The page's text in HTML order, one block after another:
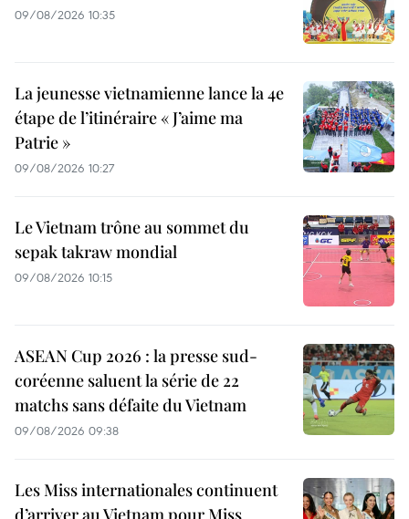
09/08/2026 10:35
La jeunesse vietnamienne lance la 4e
étape de l’itinéraire « J’aime ma
Patrie »
09/08/2026 10:27
Le Vietnam trône au sommet du
sepak takraw mondial
09/08/2026 10:15
ASEAN Cup 2026 : la presse sud-
coréenne saluent la série de 22
matchs sans défaite du Vietnam
09/08/2026 09:38
Les Miss internationales continuent
d’arriver au Vietnam pour Miss